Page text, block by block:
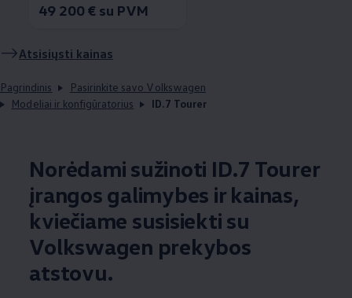
49 200 € su PVM
Atsisiųsti kainas
Pagrindinis
Pasirinkite savo Volkswagen
Modeliai ir konfigūratorius
ID.7 Tourer
Norėdami sužinoti ID.7 Tourer
įrangos galimybes ir kainas,
kviečiame susisiekti su
Volkswagen prekybos
atstovu.